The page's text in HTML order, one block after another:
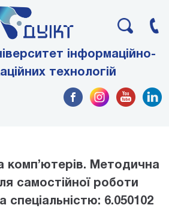
інформаційно-
технологій
комп’ютерів. Методична
самостійної роботи
спеціальністю: 6.050102